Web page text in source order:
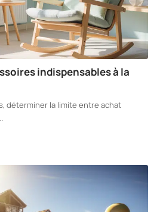
indispensables à la
déterminer la limite entre achat